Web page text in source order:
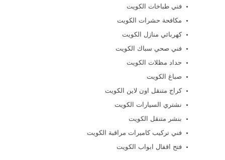
فني طباخات الكويت
مكافحة حشرات الكويت
كهربائي منازل الكويت
فني صحي سباك الكويت
حداد مظلات الكويت
صباغ الكويت
كراج متنقل اون لاين الكويت
نشتري السيارات الكويت
بنشر متنقل الكويت
فني تركيب كاميرات مراقبة الكويت
فتح اقفال ابواب الكويت